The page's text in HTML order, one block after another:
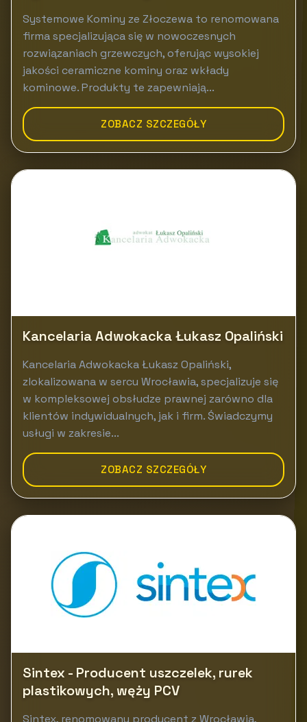
Systemowe Kominy ze Złoczewa to renomowana
firma specjalizująca się w nowoczesnych
rozwiązaniach grzewczych, oferując wysokiej
jakości ceramiczne kominy oraz wkłady
kominowe. Produkty te zapewniają...
ZOBACZ SZCZEGÓŁY
Kancelaria Adwokacka Łukasz Opaliński
Kancelaria Adwokacka Łukasz Opaliński,
zlokalizowana w sercu Wrocławia, specjalizuje się
w kompleksowej obsłudze prawnej zarówno dla
klientów indywidualnych, jak i firm. Świadczymy
usługi w zakresie...
ZOBACZ SZCZEGÓŁY
Sintex - Producent uszczelek, rurek
plastikowych, węży PCV
Sintex, renomowany producent z Wrocławia,